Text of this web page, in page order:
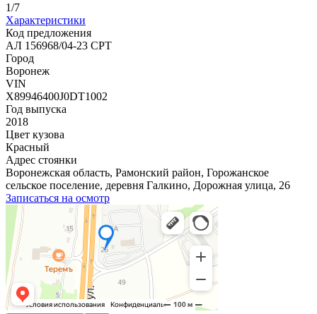
1/7
Характеристики
Код предложения
АЛ 156968/04-23 СРТ
Город
Воронеж
VIN
X89946400J0DT1002
Год выпуска
2018
Цвет кузова
Красный
Адрес стоянки
Воронежская область, Рамонский район, Горожанское
сельское поселение, деревня Галкино, Дорожная улица, 26
Записаться на осмотр